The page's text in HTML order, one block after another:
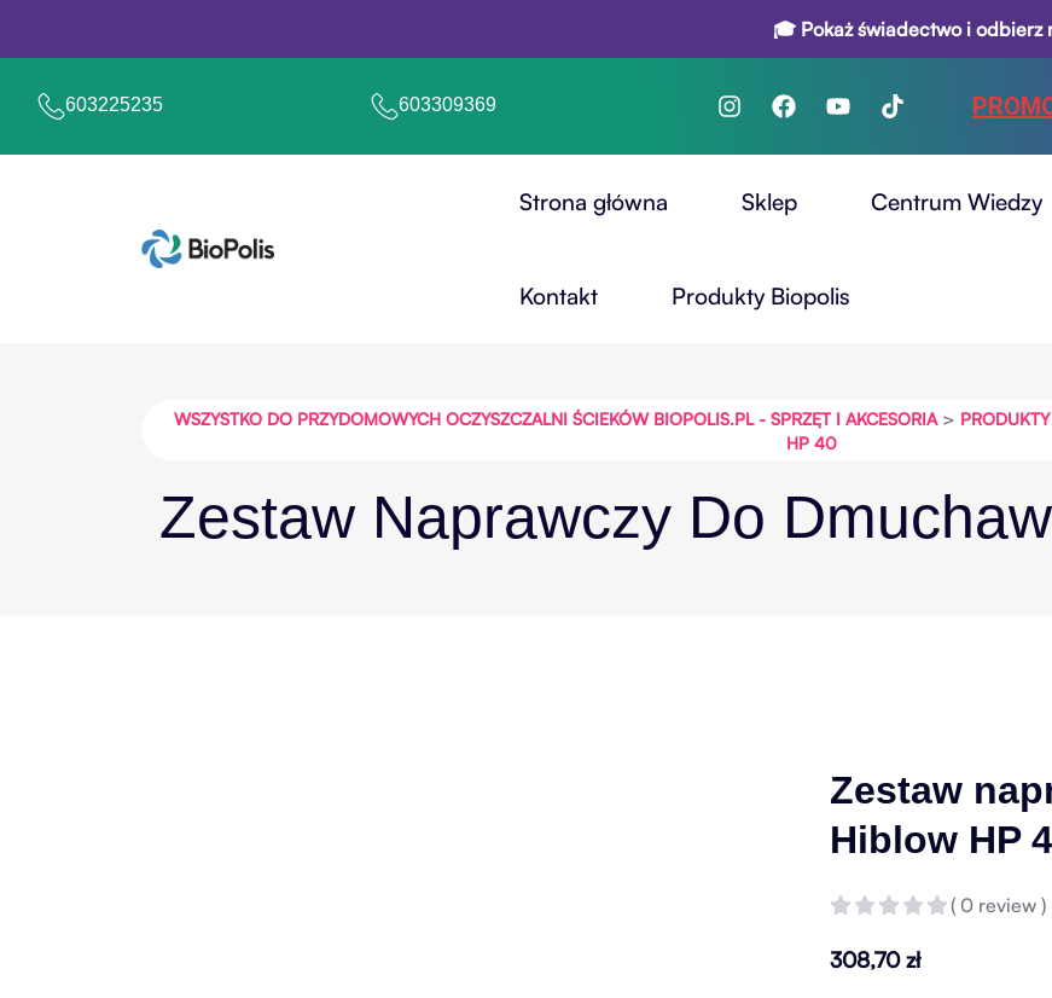
🎓 Pokaż świadectwo i odbierz
603225235 603309369
Strona główna Sklep Centrum Wiedzy
Kontakt Produkty Biopolis
WSZYSTKO DO PRZYDOMOWYCH OCZYSZCZALNI ŚCIEKÓW BIOPOLIS.PL - SPRZĘT I AKCESORIA> PRODUKTY
HP 40
Zestaw Naprawczy Do
Zestaw
Hiblow HP
( 0 review )
308,70zł